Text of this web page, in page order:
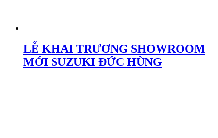
LỄ KHAI TRƯƠNG SHOWROOM
MỚI SUZUKI ĐỨC HÙNG